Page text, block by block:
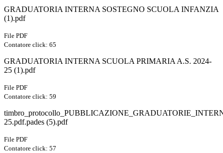
GRADUATORIA INTERNA SOSTEGNO SCUOLA INFANZIA
(1).pdf
File PDF
Contatore click: 65
GRADUATORIA INTERNA SCUOLA PRIMARIA A.S. 2024-
25 (1).pdf
File PDF
Contatore click: 59
25.pdf.pades (5).pdf
File PDF
Contatore click: 57